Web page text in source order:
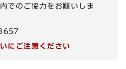
でのご協力をお願いしま
にご注意ください